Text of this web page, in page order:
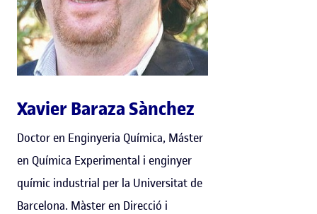
Xavier Baraza Sànchez
Doctor en Enginyeria Química, Máster
en Química Experimental i enginyer
químic industrial per la Universitat de
Barcelona. Màster en Direcció i